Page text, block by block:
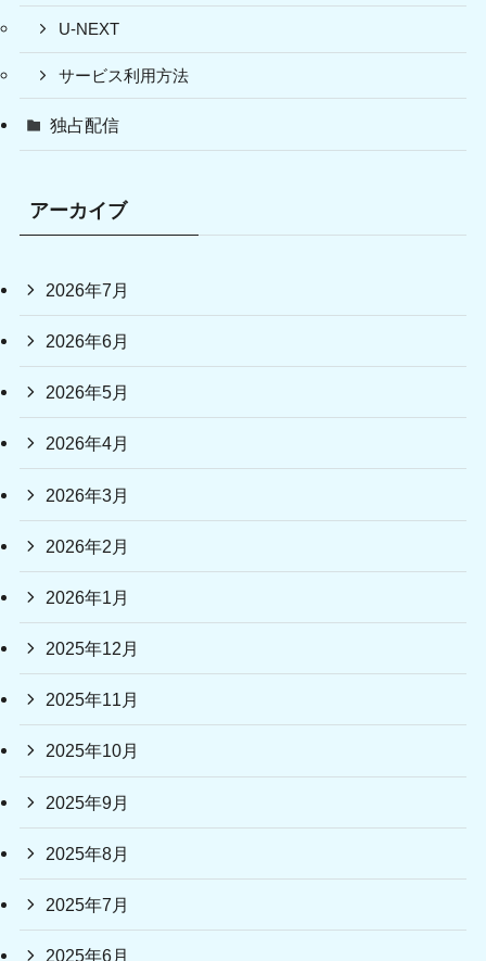
U-NEXT
サービス利用方法
独占配信
アーカイブ
2026年7月
2026年6月
2026年5月
2026年4月
2026年3月
2026年2月
2026年1月
2025年12月
2025年11月
2025年10月
2025年9月
2025年8月
2025年7月
2025年6月